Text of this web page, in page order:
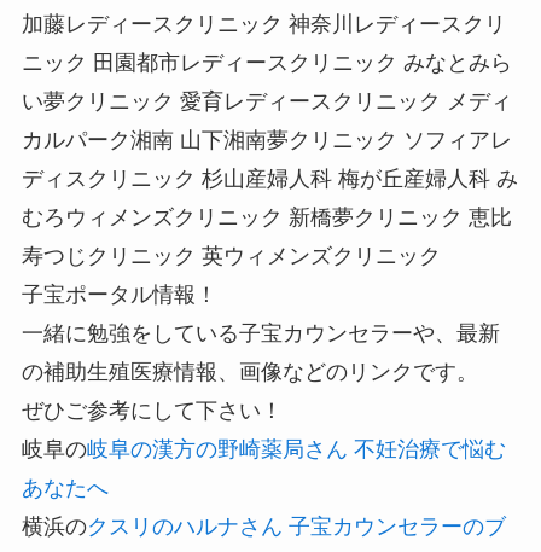
加藤レディースクリニック 神奈川レディースクリ
ニック 田園都市レディースクリニック みなとみら
い夢クリニック 愛育レディースクリニック メディ
カルパーク湘南 山下湘南夢クリニック ソフィアレ
ディスクリニック 杉山産婦人科 梅が丘産婦人科 み
むろウィメンズクリニック 新橋夢クリニック 恵比
寿つじクリニック 英ウィメンズクリニック
子宝ポータル情報！
一緒に勉強をしている子宝カウンセラーや、最新
の補助生殖医療情報、画像などのリンクです。
ぜひご参考にして下さい！
岐阜の岐阜の漢方の野崎薬局さん 不妊治療で悩む
あなたへ
横浜のクスリのハルナさん 子宝カウンセラーのブ